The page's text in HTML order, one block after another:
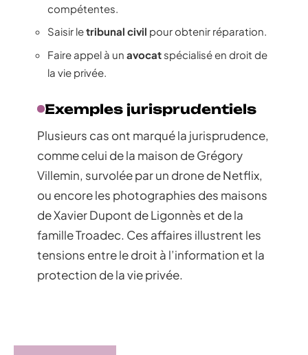
compétentes.
Saisir letribunal civil pour obtenir réparation.
Faire appel à un avocat spécialisé en droit de
la vie privée.
Exemples jurisprudentiels
Plusieurs cas ont marqué la jurisprudence,
comme celui de la maison de Grégory
Villemin, survolée par un drone de Netflix,
ou encore les photographies des maisons
de Xavier Dupont de Ligonnès et de la
famille Troadec. Ces affaires illustrent les
tensions entre le droit à l’information et la
protection de la vie privée.